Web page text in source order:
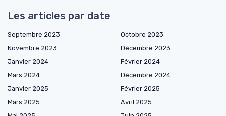
Les articles par date
Septembre 2023
Octobre 2023
Novembre 2023
Décembre 2023
Janvier 2024
Février 2024
Mars 2024
Décembre 2024
Janvier 2025
Février 2025
Mars 2025
Avril 2025